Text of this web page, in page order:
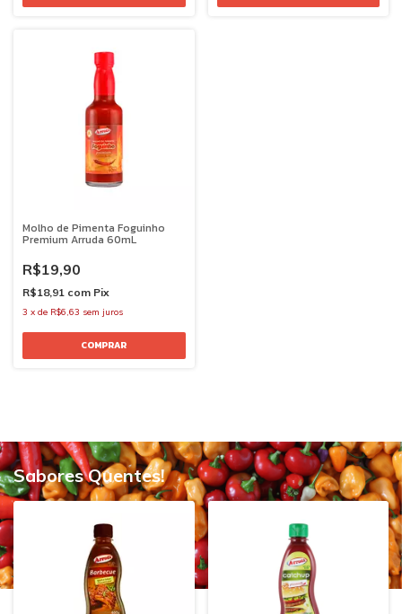
Molho de Pimenta Foguinho
Premium Arruda 60mL
R$19,90
R$18,91 com Pix
3 x de R$6,63 sem juros
Sabores Quentes!